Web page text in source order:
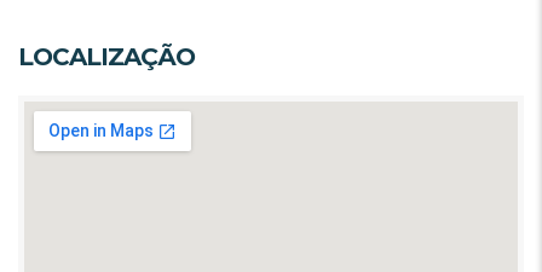
LOCALIZAÇÃO